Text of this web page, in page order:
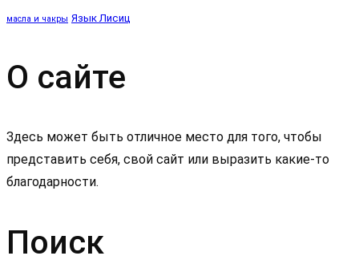
масла и чакры Язык Лисиц
О сайте
Здесь может быть отличное место для того, чтобы
представить себя, свой сайт или выразить какие-то
благодарности.
Поиск